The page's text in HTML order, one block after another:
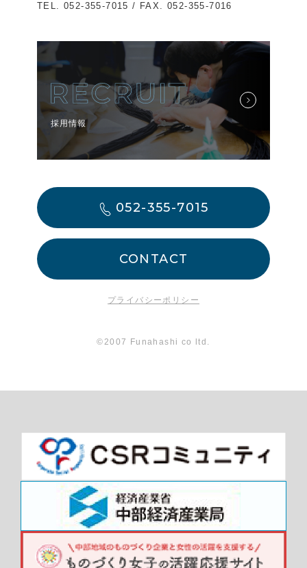
TEL. 052-355-7015 / FAX. 052-355-7016
採用情報
052-355-7015
CONTACT
プライバシーポリシー
©2007 Funahashi co ltd.